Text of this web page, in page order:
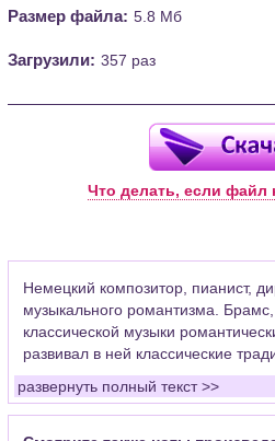
Размер файла: 5.8 Мб
Загрузили: 357 раз
Что делать, если файл
Немецкий композитор, пианист,
музыкального романтизма.
классической музыки
развивал в ней классические
порывистостью, мятежностью,
музыка воспевает мужество и
Опора на устойчивые ценности
развернуть полный текст >>